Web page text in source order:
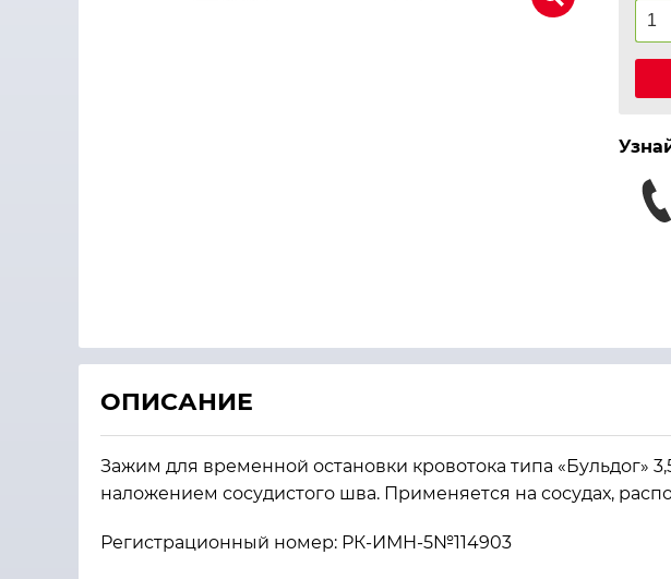
ОПИСАНИЕ
Зажим для временной остановки кровотока типа «Бульдог»
наложением сосудистого шва. Применяется на сосудах,
Регистрационный номер: РК-ИМН-5№114903